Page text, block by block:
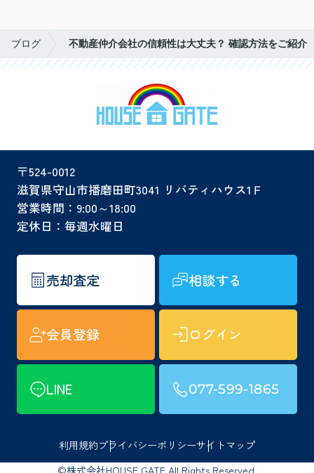
ブログ 不動産仲介会社の信頼性は大丈夫？ 確認方法をご紹介
〒524-0012
滋賀県守山市播磨田町3041 リバティハウス1Ｆ
営業時間：9:00～18:00
定休日：毎週水曜日
売却査定 相談する
会員登録 ログイン
LINE 077-599-1865
利用規約プライバシーポリシーサイトマップ
©株式会社HOUSE GATE All Rights Reserved.